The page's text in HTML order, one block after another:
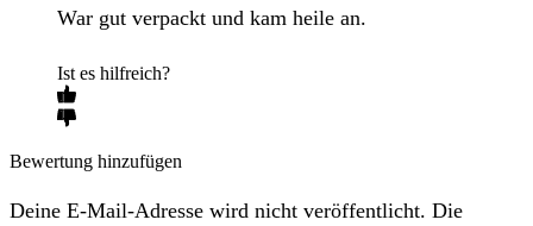
War gut verpackt und kam heile an.
Ist es hilfreich?
Bewertung hinzufügen
Deine E-Mail-Adresse wird nicht veröffentlicht. Die